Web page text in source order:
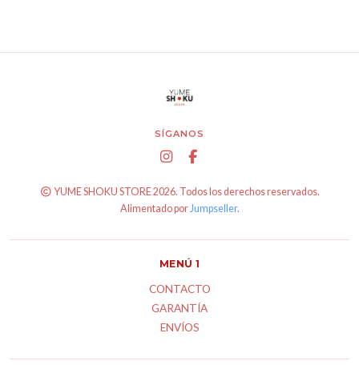
SÍGANOS
YUME SHOKU STORE 2026. Todos los derechos reservados.
Alimentado porJumpseller.
MENÚ 1
CONTACTO
GARANTÍA
ENVÍOS